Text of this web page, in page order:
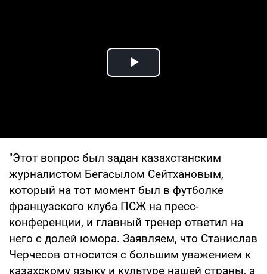
Play Video
"Этот вопрос был задан казахстанским
журналистом Бегасылом Сейтхановым,
который на тот момент был в футболке
французского клуба ПСЖ на пресс-
конференции, и главный тренер ответил на
него с долей юмора. Заявляем, что Станислав
Черчесов относится с большим уважением к
казахскому языку и культуре нашей страны, а